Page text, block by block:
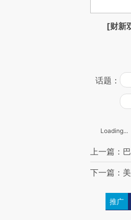
[财新
话题：
Loading...
上一篇：
下一篇：
推广